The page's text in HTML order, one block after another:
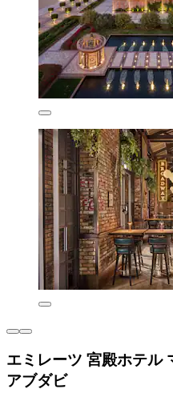
エミレーツ 宮殿ホテル
アブダビ